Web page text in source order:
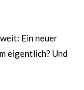
Ein neuer
eigentlich? Und